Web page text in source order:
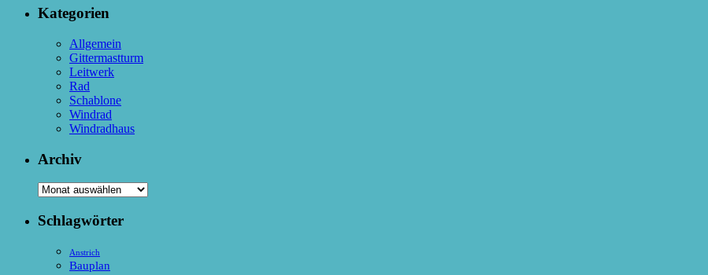
Kategorien
Allgemein
Gittermastturm
Leitwerk
Rad
Schablone
Windrad
Windradhaus
Archiv
Archiv
Schlagwörter
Anstrich
Bauplan